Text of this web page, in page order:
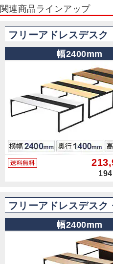
関連商品ラインアップ
フリーアドレスデスク
幅2400mm
フリーアドレスデスク
幅2400mm